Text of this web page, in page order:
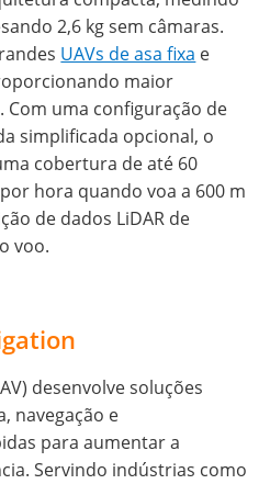
2,6 kg sem câmaras.
UAVs de asa fixa e
maior
uma configuração de
simplificada opcional, o
cobertura de até 60
hora quando voa a 600 m
de dados LiDAR de
voo.
desenvolve soluções
navegação e
para aumentar a
Servindo indústrias como